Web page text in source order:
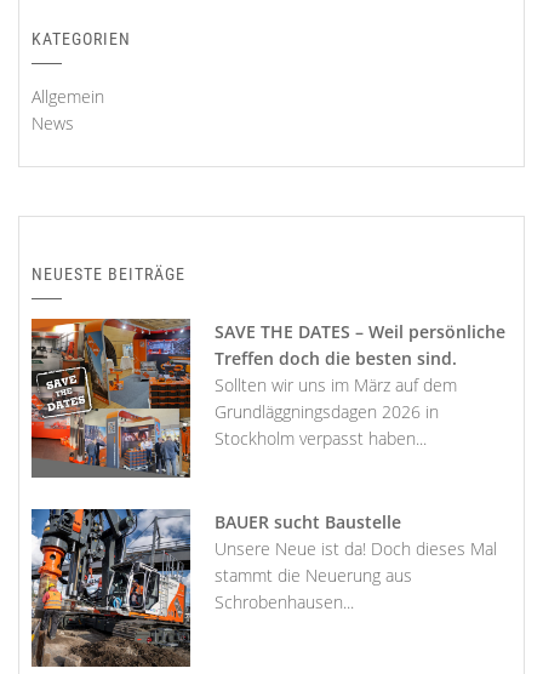
KATEGORIEN
Allgemein
News
NEUESTE BEITRÄGE
SAVE THE DATES – Weil persönliche
Treffen doch die besten sind.
Sollten wir uns im März auf dem
Grundläggningsdagen 2026 in
Stockholm verpasst haben...
BAUER sucht Baustelle
Unsere Neue ist da! Doch dieses Mal
stammt die Neuerung aus
Schrobenhausen...